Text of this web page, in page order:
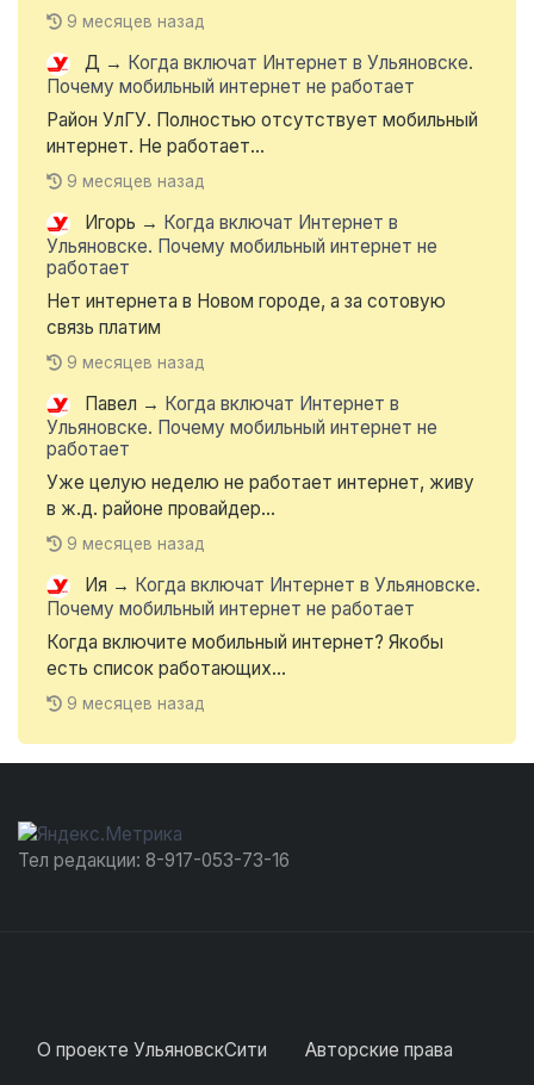
9 месяцев назад
Д → Когда включат Интернет в Ульяновске.
Почему мобильный интернет не работает
Район УлГУ. Полностью отсутствует мобильный
интернет. Не работает...
9 месяцев назад
Игорь → Когда включат Интернет в
Ульяновске. Почему мобильный интернет не
работает
Нет интернета в Новом городе, а за сотовую
связь платим
9 месяцев назад
Павел → Когда включат Интернет в
Ульяновске. Почему мобильный интернет не
работает
Уже целую неделю не работает интернет, живу
в ж.д. районе провайдер...
9 месяцев назад
Ия → Когда включат Интернет в Ульяновске.
Почему мобильный интернет не работает
Когда включите мобильный интернет? Якобы
есть список работающих...
9 месяцев назад
Тел редакции: 8-917-053-73-16
О проекте УльяновскСити
Авторские права